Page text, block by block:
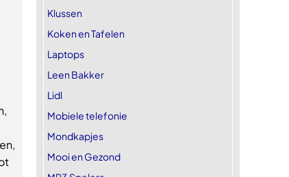
Klussen
Koken en Tafelen
Laptops
Leen Bakker
Lidl
Mobiele telefonie
Mondkapjes
Mooi en Gezond